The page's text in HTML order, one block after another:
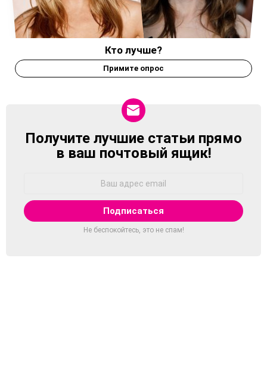
Кто лучше?
Примите опрос
NEWSLETTER
Получите лучшие статьи прямо
в ваш почтовый ящик!
Не беспокойтесь, это не спам!